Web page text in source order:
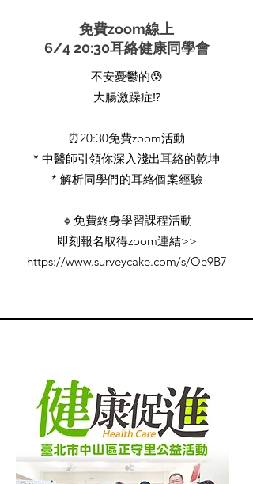
免費zoom線上
6/4 20:30耳絡健康同學會
不安憂鬱的😰
大腸激躁症⁉️
⏰20:30免費zoom活動
* 中醫師引領你深入淺出耳絡的乾坤
* 解析同學們的耳絡個案經驗
🔹免費終身學習課程活動
即刻報名取得zoom連結>>
https://www.surveycake.com/s/Oe9B7